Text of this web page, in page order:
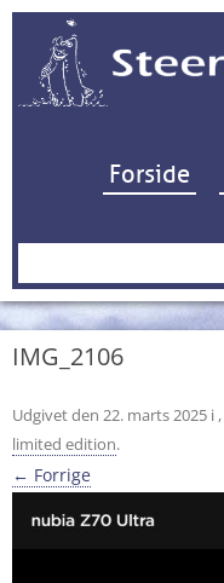
Forside
Søg
IMG_2106
Udgivet den 22. marts 2025 i ,
limited edition.
← Forrige